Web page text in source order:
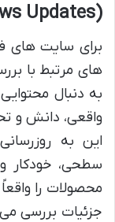
(Product Reviews Updates)
برای سایت های
های مرتبط با
به دنبال
واقعی، دانش و
این به
سطحی، خودکار
محصولات را
جزئیات بررسی